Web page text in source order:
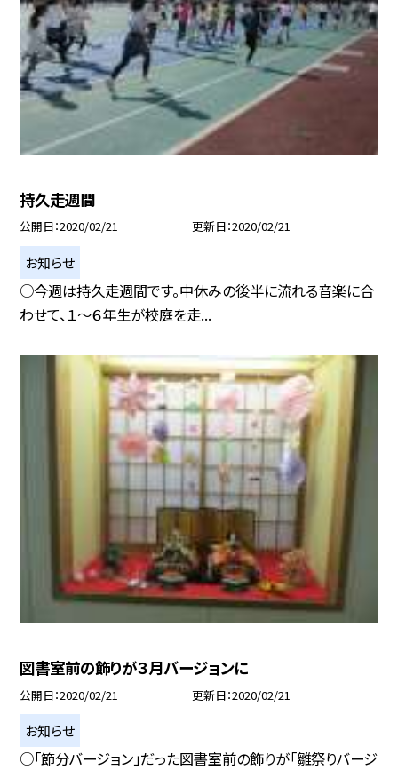
持久走週間
公開日 2020/02/21 更新日 2020/02/21
お知らせ
○今週は持久走週間です。中休みの後半に流れる音楽に合
わせて、１〜６年生が校庭を走...
図書室前の飾りが３月バージョンに
公開日 2020/02/21 更新日 2020/02/21
お知らせ
○「節分バージョン」だった図書室前の飾りが「雛祭りバージ